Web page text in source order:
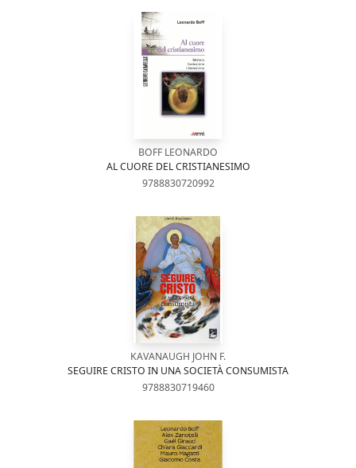
BOFF LEONARDO
AL CUORE DEL CRISTIANESIMO
9788830720992
KAVANAUGH JOHN F.
SEGUIRE CRISTO IN UNA SOCIETÀ CONSUMISTA
9788830719460